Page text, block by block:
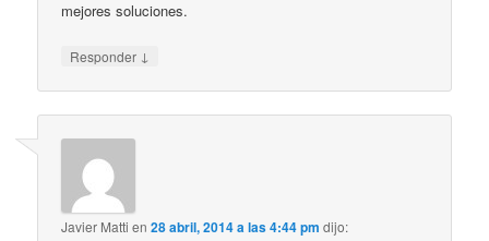
mejores soluciones.
Responder ↓
Javier Matti en28 abril, 2014 a las 4:44 pm dijo: